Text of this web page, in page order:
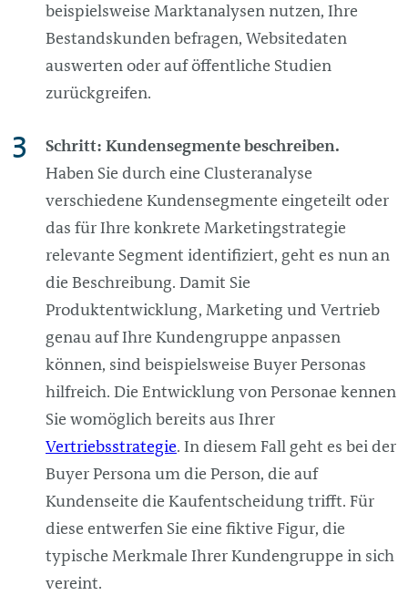
beispielsweise Marktanalysen nutzen, Ihre
Bestandskunden befragen, Websitedaten
auswerten oder auf öffentliche Studien
zurückgreifen.
Schritt: Kundensegmente beschreiben.
Haben Sie durch eine Clusteranalyse
verschiedene Kundensegmente eingeteilt oder
das für Ihre konkrete Marketingstrategie
relevante Segment identifiziert, geht es nun an
die Beschreibung. Damit Sie
Produktentwicklung, Marketing und Vertrieb
genau auf Ihre Kundengruppe anpassen
können, sind beispielsweise Buyer Personas
hilfreich. Die Entwicklung von Personae kennen
Sie womöglich bereits aus Ihrer
Vertriebsstrategie. In diesem Fall geht es bei der
Buyer Persona um die Person, die auf
Kundenseite die Kaufentscheidung trifft. Für
diese entwerfen Sie eine fiktive Figur, die
typische Merkmale Ihrer Kundengruppe in sich
vereint.